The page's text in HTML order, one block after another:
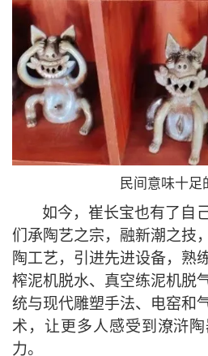
民间意味十足
如今，崔长宝也有了自
们承陶艺之宗，融新潮之技
陶工艺，引进先进设备，熟
榨泥机脱水、真空练泥机脱
统与现代雕塑手法、电窑和
术，让更多人感受到潦浒
力。